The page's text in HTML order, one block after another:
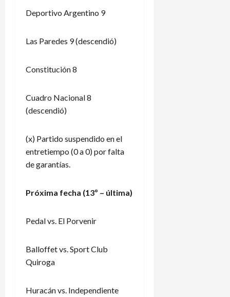
Deportivo Argentino 9
Las Paredes 9 (descendió)
Constitución 8
Cuadro Nacional 8
(descendió)
(x) Partido suspendido en el
entretiempo (0 a 0) por falta
de garantías.
Próxima fecha (13º – última)
Pedal vs. El Porvenir
Balloffet vs. Sport Club
Quiroga
Huracán vs. Independiente